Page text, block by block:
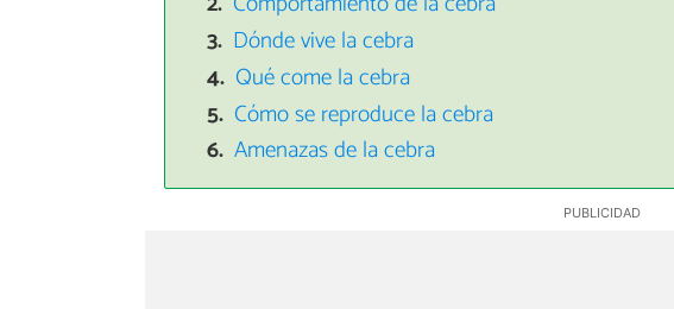
Dónde vive la cebra
Qué come la cebra
Cómo se reproduce la cebra
Amenazas de la cebra